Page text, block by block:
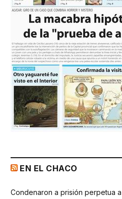
EN EL CHACO
Condenaron a prisión perpetua